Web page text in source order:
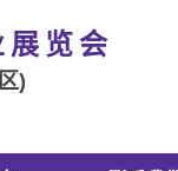
览会
)